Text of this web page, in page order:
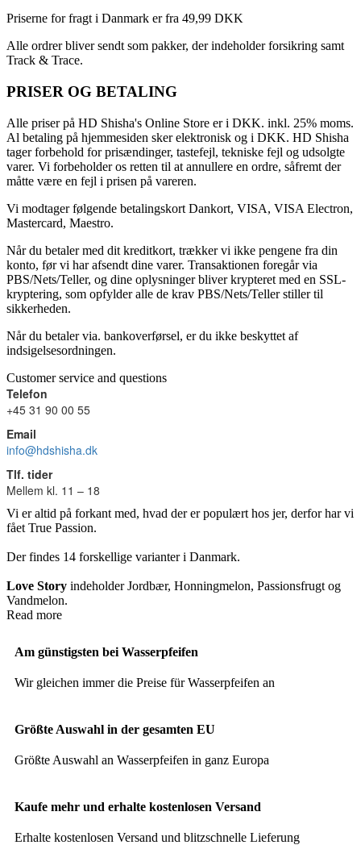
Priserne for fragt i Danmark er fra 49,99 DKK
Alle ordrer bliver sendt som pakker, der indeholder forsikring samt
Track & Trace.
PRISER OG BETALING
Alle priser på HD Shisha's Online Store er i DKK. inkl. 25% moms.
Al betaling på hjemmesiden sker elektronisk og i DKK. HD Shisha
tager forbehold for prisændinger, tastefejl, tekniske fejl og udsolgte
varer. Vi forbeholder os retten til at annullere en ordre, såfremt der
måtte være en fejl i prisen på vareren.
Vi modtager følgende betalingskort Dankort, VISA, VISA Electron,
Mastercard, Maestro.
Når du betaler med dit kreditkort, trækker vi ikke pengene fra din
konto, før vi har afsendt dine varer. Transaktionen foregår via
PBS/Nets/Teller, og dine oplysninger bliver krypteret med en SSL-
kryptering, som opfylder alle de krav PBS/Nets/Teller stiller til
sikkerheden.
Når du betaler via. bankoverførsel, er du ikke beskyttet af
indsigelsesordningen.
Customer service and questions
Telefon
+45 31 90 00 55
Email
info@hdshisha.dk
Tlf. tider
Mellem kl. 11 – 18
Vi er altid på forkant med, hvad der er populært hos jer, derfor har vi
fået True Passion.
Der findes 14 forskellige varianter i Danmark.
Love Story indeholder Jordbær, Honningmelon, Passionsfrugt og
Vandmelon.
Read more
Am günstigsten bei Wasserpfeifen
Wir gleichen immer die Preise für Wasserpfeifen an
Größte Auswahl in der gesamten EU
Größte Auswahl an Wasserpfeifen in ganz Europa
Kaufe mehr und erhalte kostenlosen Versand
Erhalte kostenlosen Versand und blitzschnelle Lieferung